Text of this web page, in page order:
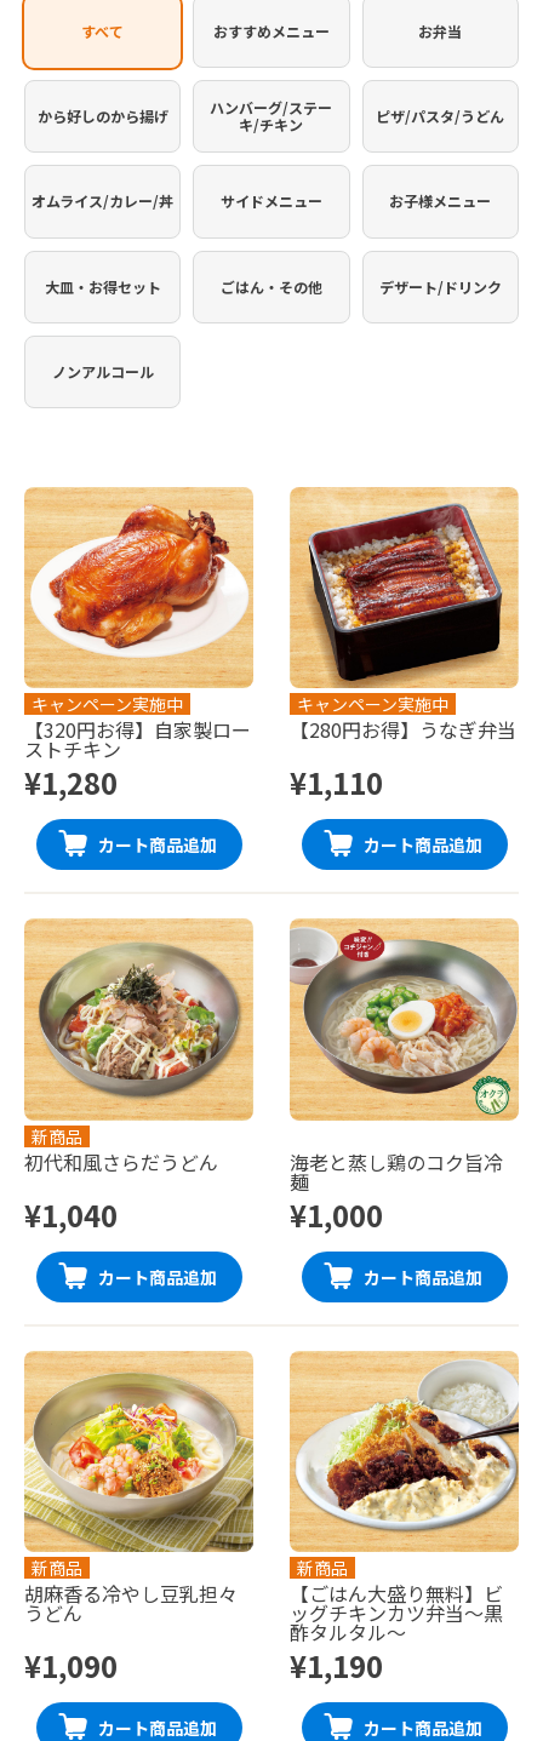
を
り
替
すべて おすすめメニュー お弁当
から好しのから揚げ
ハンバーグ/ステー
キ/チキン
ピザ/パスタ/うどん
オムライス/カレー/丼 サイドメニュー お子様メニュー
大皿・お得セット ごはん・その他 デザート/ドリンク
ノンアルコール
キャンペーン実施中
【320円お得】自家製ロー
ストチキン
¥1,280
カート商品追加
キャンペーン実施中
【280円お得】うなぎ弁当
¥1,110
カート商品追加
新商品
初代和風さらだうどん
¥1,040
カート商品追加
海老と蒸し鶏のコク旨冷
麺
¥1,000
カート商品追加
新商品
胡麻香る冷やし豆乳担々
うどん
¥1,090
カート商品追加
新商品
【ごはん大盛り無料】ビ
ッグチキンカツ弁当〜黒
酢タルタル〜
¥1,190
カート商品追加